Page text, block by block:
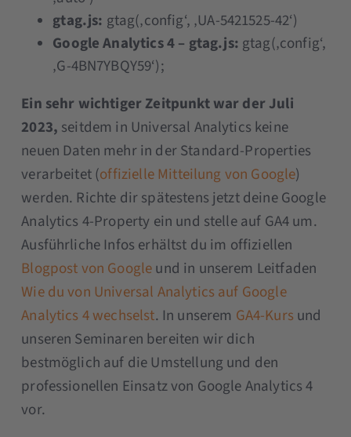
gtag.js: gtag(‚config‘, ‚UA-5421525-42‘)
Google Analytics 4 – gtag.js: gtag(‚config‘,
‚G-4BN7YBQY59‘);
Ein sehr wichtiger Zeitpunkt war der Juli
2023, seitdem in Universal Analytics keine
neuen Daten mehr in der Standard-Properties
verarbeitet (offizielle Mitteilung von Google)
werden. Richte dir spätestens jetzt deine Google
Analytics 4-Property ein und stelle auf GA4 um.
Ausführliche Infos erhältst du im offiziellen
Blogpost von Googleund in unserem Leitfaden
Wie du von Universal Analytics auf Google
Analytics 4 wechselst. In unserem GA4-Kurs und
unseren Seminaren bereiten wir dich
bestmöglich auf die Umstellung und den
professionellen Einsatz von Google Analytics 4
vor.